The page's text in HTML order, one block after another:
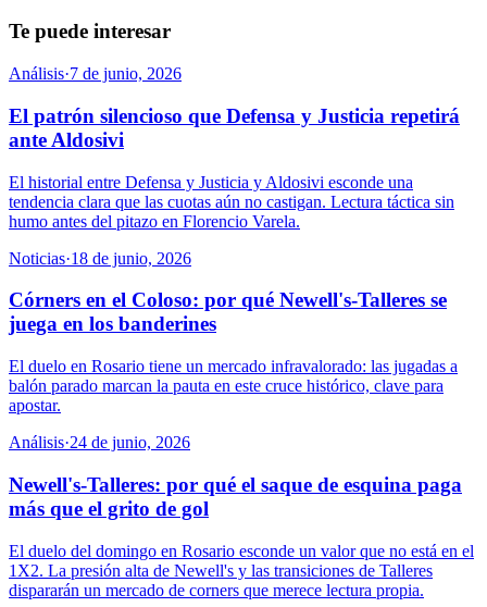
Te puede interesar
Análisis·7 de junio, 2026
El patrón silencioso que Defensa y Justicia repetirá
ante Aldosivi
El historial entre Defensa y Justicia y Aldosivi esconde una
tendencia clara que las cuotas aún no castigan. Lectura táctica sin
humo antes del pitazo en Florencio Varela.
Noticias·18 de junio, 2026
Córners en el Coloso: por qué Newell's-Talleres se
juega en los banderines
El duelo en Rosario tiene un mercado infravalorado: las jugadas a
balón parado marcan la pauta en este cruce histórico, clave para
apostar.
Análisis·24 de junio, 2026
Newell's-Talleres: por qué el saque de esquina paga
más que el grito de gol
El duelo del domingo en Rosario esconde un valor que no está en el
1X2. La presión alta de Newell's y las transiciones de Talleres
dispararán un mercado de corners que merece lectura propia.